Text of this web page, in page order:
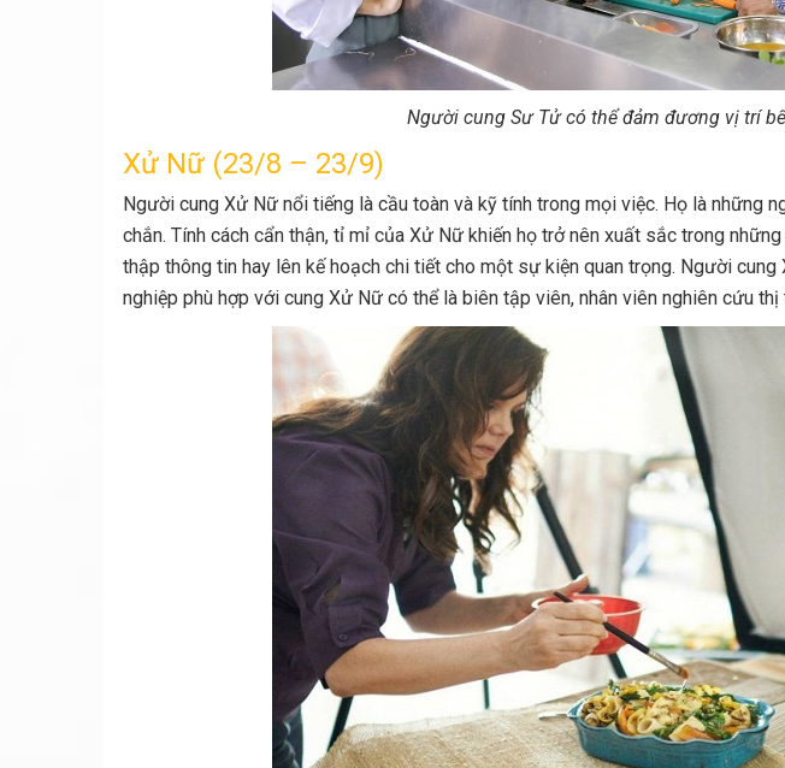
Người cung Sư Tử có thể đảm đương vị trí
Xử Nữ (23/8 – 23/9)
Người cung Xử Nữ nổi tiếng là cầu toàn và kỹ tính trong mọi việc. Họ là những
chắn. Tính cách cẩn thận, tỉ mỉ của Xử Nữ khiến họ trở nên xuất sắc trong
thập thông tin hay lên kế hoạch chi tiết cho một sự kiện quan trọng. Người
nghiệp phù hợp với cung Xử Nữ có thể là biên tập viên, nhân viên nghiên cứu